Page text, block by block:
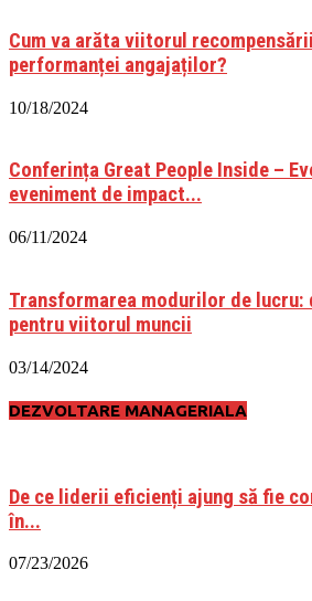
Cum va arăta viitorul
performanței angajaților?
10/18/2024
Conferința Great People Inside –
eveniment de impact...
06/11/2024
Transformarea modurilor de lucru:
pentru viitorul muncii
03/14/2024
DEZVOLTARE MANAGERIALA
De ce liderii eficienți ajung să fie
în...
07/23/2026